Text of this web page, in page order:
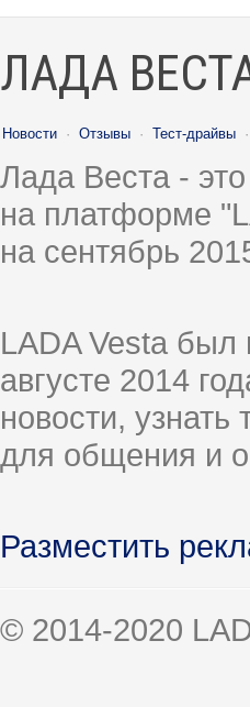
ЛАДА ВЕСТА
Новости · Отзывы · Тест-драйвы ·
Лада Веста -
на платформе
на сентябрь
LADA Vesta был
августе 2014
новости,
для общения и
Разместить
© 2014-2020